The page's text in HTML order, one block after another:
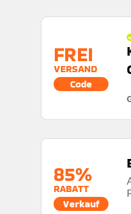
Berechtigung:
Art des
Kumulierbar:
Bedingungen:
FREI
VERSAND
Code
Berechtigung:
Art des
Kumulierbar:
85%
RABATT
Verkauf